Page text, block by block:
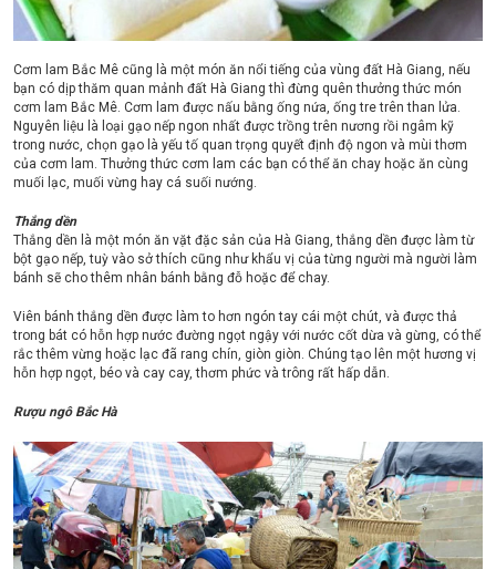
Cơm lam Bắc Mê cũng là một món ăn nổi tiếng của vùng đất Hà Giang, nếu
bạn có dịp thăm quan mảnh đất Hà Giang thì đừng quên thưởng thức món
cơm lam Bắc Mê. Cơm lam được nấu bằng ống nứa, ống tre trên than lửa.
Nguyên liệu là loại gạo nếp ngon nhất được trồng trên nương rồi ngâm kỹ
trong nước, chọn gạo là yếu tố quan trọng quyết định độ ngon và mùi thơm
của cơm lam. Thưởng thức cơm lam các bạn có thể ăn chay hoặc ăn cùng
muối lạc, muối vừng hay cá suối nướng.
Thắng dền
Thắng dền là một món ăn vặt đặc sản của Hà Giang, thắng dền được làm từ
bột gạo nếp, tuỳ vào sở thích cũng như khẩu vị của từng người mà người làm
bánh sẽ cho thêm nhân bánh bằng đỗ hoặc để chay.
Viên bánh thắng dền được làm to hơn ngón tay cái một chút, và được thả
trong bát có hỗn hợp nước đường ngọt ngậy với nước cốt dừa và gừng, có thể
rắc thêm vừng hoặc lạc đã rang chín, giòn giòn. Chúng tạo lên một hương vị
hỗn hợp ngọt, béo và cay cay, thơm phức và trông rất hấp dẫn.
Rượu ngô Bắc Hà